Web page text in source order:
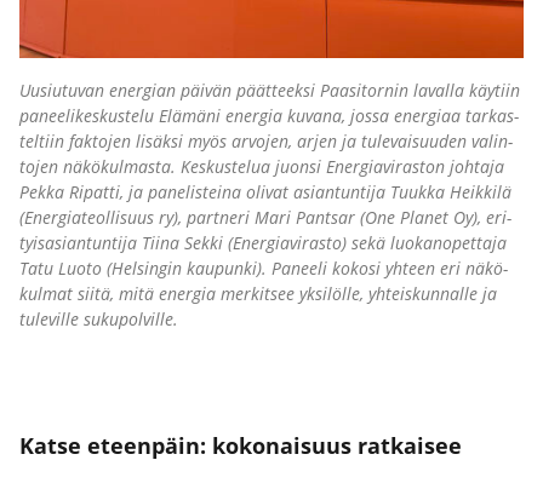
Uusiu­tu­van ener­gian päi­vän päät­teek­si Paa­si­tor­nin laval­la käy­tiin
panee­li­kes­kus­te­lu Elä­mä­ni ener­gia kuva­na, jos­sa ener­gi­aa tar­kas­
tel­tiin fak­to­jen lisäk­si myös arvo­jen, arjen ja tule­vai­suu­den valin­
to­jen näkö­kul­mas­ta. Kes­kus­te­lua juon­si Ener­gia­vi­ras­ton joh­ta­ja
Pek­ka Ripat­ti, ja pane­lis­tei­na oli­vat asian­tun­ti­ja Tuuk­ka Heik­ki­lä
(Ener­gia­teol­li­suus ry), part­ne­ri Mari Pant­sar (One Pla­net Oy), eri­
tyis­asian­tun­ti­ja Tii­na Sek­ki (Ener­gia­vi­ras­to) sekä luo­kan­opet­ta­ja
Tatu Luo­to (Hel­sin­gin kau­pun­ki). Panee­li koko­si yhteen eri näkö­
kul­mat sii­tä, mitä ener­gia mer­kit­see yksi­löl­le, yhteis­kun­nal­le ja
tule­vil­le suku­pol­vil­le.
Kat­se eteen­päin: koko­nai­suus rat­kai­see